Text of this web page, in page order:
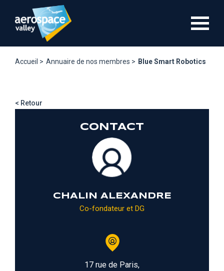
contenu
Accueil > Annuaire de nos membres > Blue Smart Robotics
< Retour
CONTACT
CHALIN ALEXANDRE
Co-fondateur et DG
17 rue de Paris,